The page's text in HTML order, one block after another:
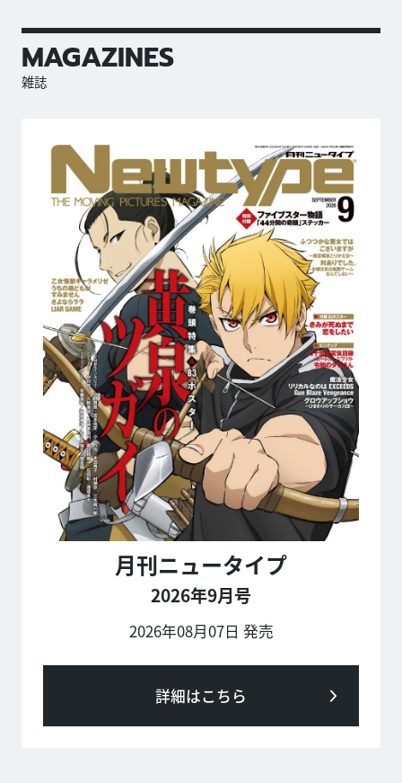
MAGAZINES
雑誌
月刊ニュータイプ
2026年9月号
2026年08月07日 発売
詳細はこちら